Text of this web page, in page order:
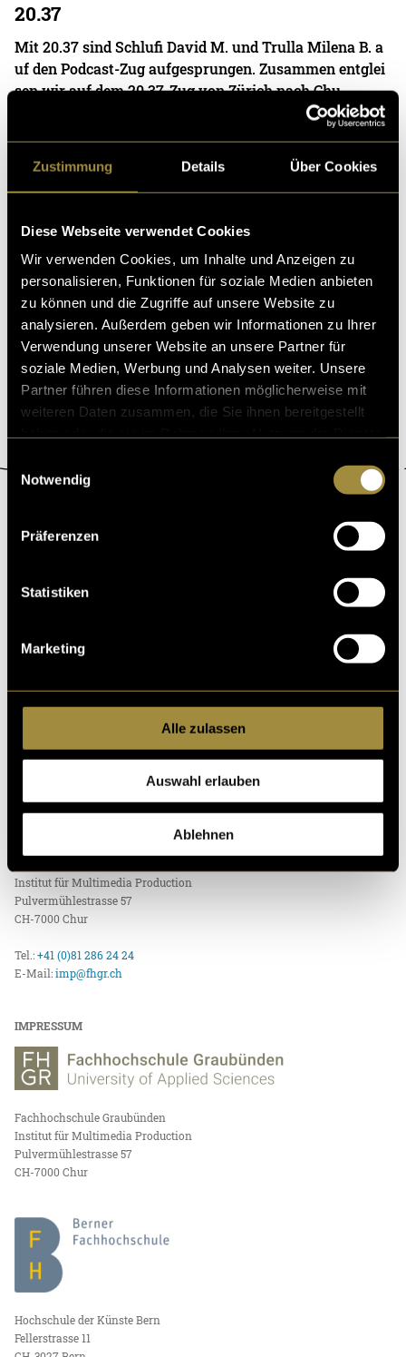
Zustimmung Details Über Cookies
Diese Webseite verwendet Cookies
Wir verwenden Cookies, um Inhalte und Anzeigen zu
personalisieren, Funktionen für soziale Medien anbieten
zu können und die Zugriffe auf unsere Website zu
analysieren. Außerdem geben wir Informationen zu Ihrer
Verwendung unserer Website an unsere Partner für
soziale Medien, Werbung und Analysen weiter. Unsere
Partner führen diese Informationen möglicherweise mit
weiteren Daten zusammen, die Sie ihnen bereitgestellt
Notwendig
Präferenzen
Statistiken
Marketing
Alle zulassen
Auswahl erlauben
Ablehnen
20.37
Mit 20.37 sind Schlufi David M. und Trulla Milena B. a
uf den Podcast-Zug aufgesprungen. Zusammen entglei
sen wir auf dem 20.37-Zug von Zürich nach Chu
Milena Burch
Auf Pilzjagd
Jeden Herbst treibt es mutige Sammlerinnen und Sam
mler in die Wälder auf die Jagd nach Pilzen. Ein Hobby,
das seit langem eine Faszination auf viele
02. Januar 2021- vonMilena BurchundAline Blatter
«Digezz» ist die Produktionsplattform des Bachelor-Studiengangs
Berner Fachhochschule. Studierende produzieren auf dieser Plattform
eigenständig multimediale Inhalte und erlangen so die nötige
Dozierenden des Moduls «Konvergent Produzieren». Die
zusätzlich mit der «Top»-Plakette gekennzeichneten Beiträge
wurden anlässlich des alljährlich vom Institut für Multimedia
Production (IMP) der Fachhochschule Graubünden veranstalteten
Multimedia Awards von einer externen Fachjury mit einem «Digezz-
Institut für Multimedia Production
Pulvermühlestrasse 57
CH-7000 Chur
Tel.:+41 (0)81 286 24 24
E-Mail:imp@fhgr.ch
IMPRESSUM
Fachhochschule Graubünden
Institut für Multimedia Production
Pulvermühlestrasse 57
CH-7000 Chur
Hochschule der Künste Bern
Fellerstrasse 11